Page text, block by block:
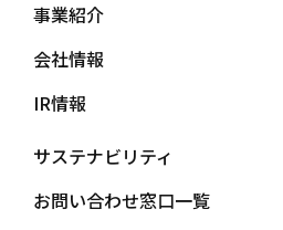
事業紹介
会社情報
IR情報
サステナビリティ
お問い合わせ窓口一覧